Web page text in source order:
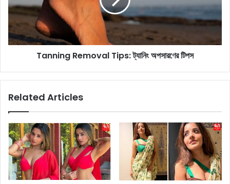
র
জ
রে
ল
'
ব্য
হা
R
e
p
s
:
ট্যা
নিং
Tanning Removal Tips: ট্যানিং অপসারণের টিপস
Related Articles